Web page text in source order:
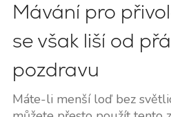
Mávání pro
se však liší od
pozdravu
Máte-li menší loď bez